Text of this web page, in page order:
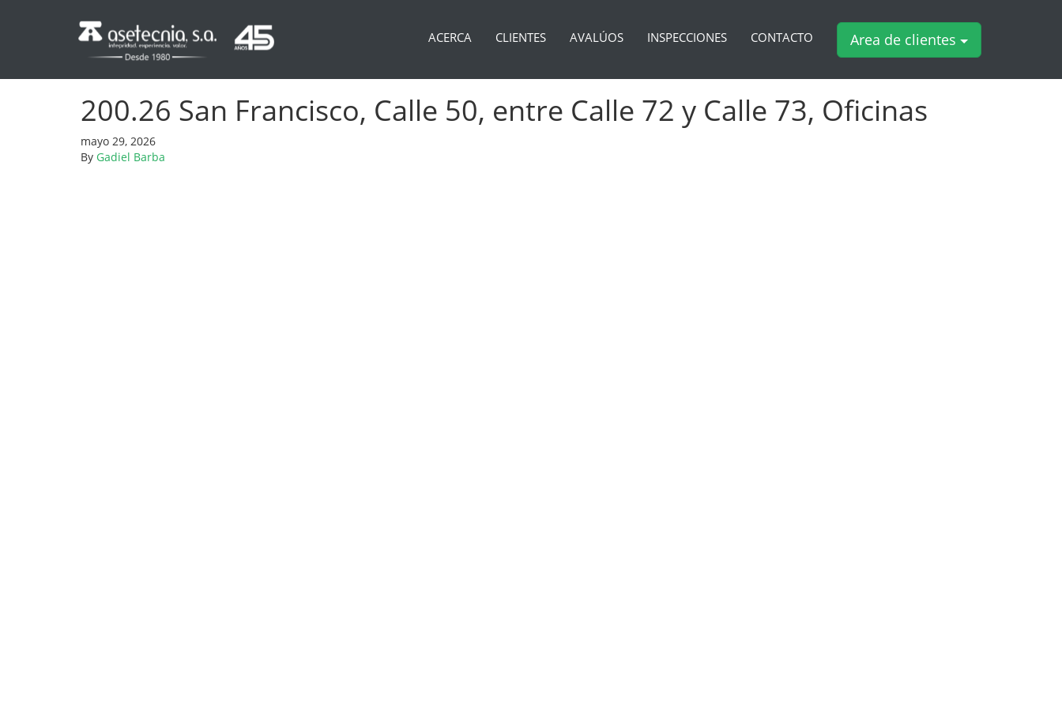
ACERCA CLIENTES AVALÚOS INSPECCIONES CONTACTO Area de clientes
200.26 San Francisco, Calle 50, entre Calle 72 y Calle 73, Oficinas
mayo 29, 2026
By Gadiel Barba